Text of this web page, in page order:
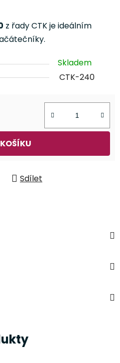
z řady CTK je ideálním
.
Skladem
CTK-240
Sdílet